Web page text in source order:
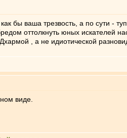
бы ваша трезвость, а по сути -
оттолкнуть юных искателей
, а не идиотической
виде.